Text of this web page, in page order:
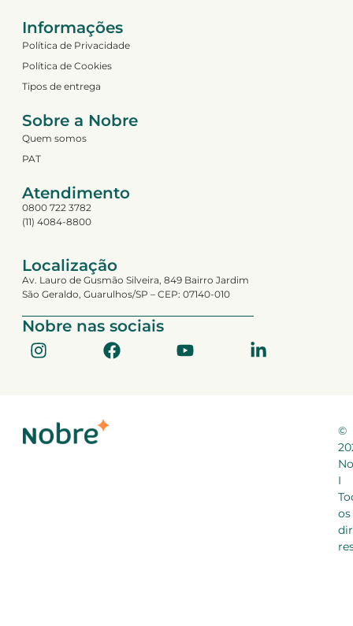
Informações
Política de Privacidade
Política de Cookies
Tipos de entrega
Sobre a Nobre
Quem somos
PAT
Atendimento
0800 722 3782
(11) 4084-8800
Localização
Av. Lauro de Gusmão Silveira, 849 Bairro Jardim
São Geraldo, Guarulhos/SP – CEP: 07140-010
Nobre nas sociais
©
I
os